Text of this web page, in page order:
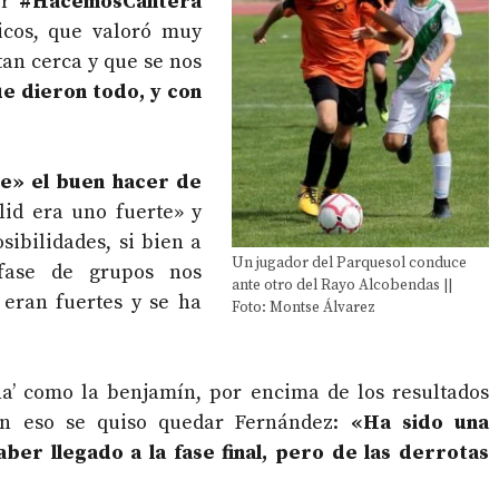
Un jugador del Parquesol conduce
ante otro del Rayo Alcobendas ||
Foto: Montse Álvarez
que valoró muy
cerca y que se nos
dieron todo, y con
el buen hacer de
era uno fuerte» y
si bien a
de grupos nos
fuertes y se ha
como la benjamín, por encima de los resultados
se quiso quedar Fernández: «Ha sido una
llegado a la fase final, pero de las derrotas